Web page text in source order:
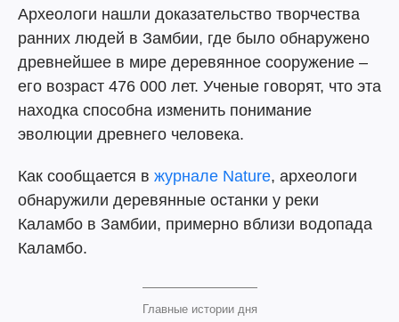
Археологи нашли доказательство творчества
ранних людей в Замбии, где было обнаружено
древнейшее в мире деревянное сооружение –
его возраст 476 000 лет. Ученые говорят, что эта
находка способна изменить понимание
эволюции древнего человека.
Как сообщается в журнале Nature, археологи
обнаружили деревянные останки у реки
Каламбо в Замбии, примерно вблизи водопада
Каламбо.
Главные истории дня